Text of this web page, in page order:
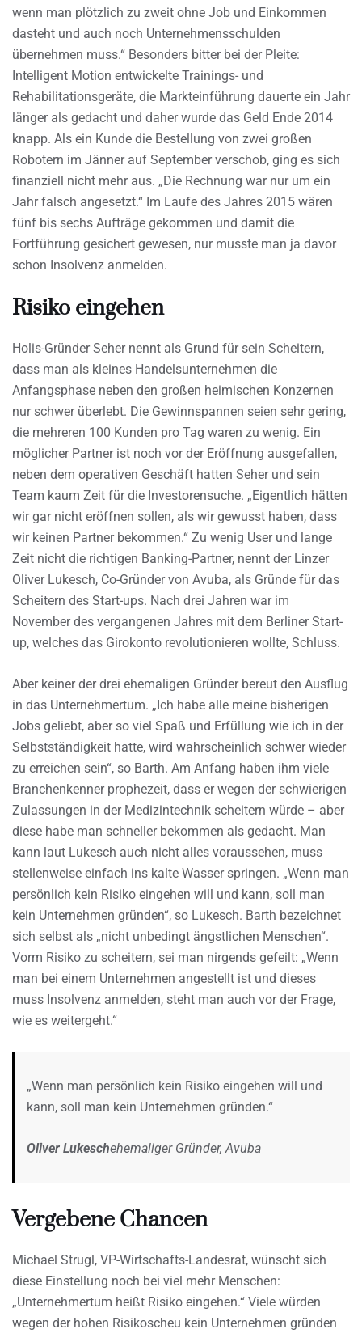
wenn man plötzlich zu zweit ohne Job und Einkommen
dasteht und auch noch Unternehmensschulden
übernehmen muss.“ Besonders bitter bei der Pleite:
Intelligent Motion entwickelte Trainings- und
Rehabilitationsgeräte, die Markteinführung dauerte ein Jahr
länger als gedacht und daher wurde das Geld Ende 2014
knapp. Als ein Kunde die Bestellung von zwei großen
Robotern im Jänner auf September verschob, ging es sich
finanziell nicht mehr aus. „Die Rechnung war nur um ein
Jahr falsch angesetzt.“ Im Laufe des Jahres 2015 wären
fünf bis sechs Aufträge gekommen und damit die
Fortführung gesichert gewesen, nur musste man ja davor
schon Insolvenz anmelden.
Risiko eingehen
Holis-Gründer Seher nennt als Grund für sein Scheitern,
dass man als kleines Handelsunternehmen die
Anfangsphase neben den großen heimischen Konzernen
nur schwer überlebt. Die Gewinnspannen seien sehr gering,
die mehreren 100 Kunden pro Tag waren zu wenig. Ein
möglicher Partner ist noch vor der Eröffnung ausgefallen,
neben dem operativen Geschäft hatten Seher und sein
Team kaum Zeit für die Investorensuche. „Eigentlich hätten
wir gar nicht eröffnen sollen, als wir gewusst haben, dass
wir keinen Partner bekommen.“ Zu wenig User und lange
Zeit nicht die richtigen Banking-Partner, nennt der Linzer
Oliver Lukesch, Co-Gründer von Avuba, als Gründe für das
Scheitern des Start-ups. Nach drei Jahren war im
November des vergangenen Jahres mit dem Berliner Start-
up, welches das Girokonto revolutionieren wollte, Schluss.
Aber keiner der drei ehemaligen Gründer bereut den Ausflug
in das Unternehmertum. „Ich habe alle meine bisherigen
Jobs geliebt, aber so viel Spaß und Erfüllung wie ich in der
Selbstständigkeit hatte, wird wahrscheinlich schwer wieder
zu erreichen sein“, so Barth. Am Anfang haben ihm viele
Branchenkenner prophezeit, dass er wegen der schwierigen
Zulassungen in der Medizintechnik scheitern würde – aber
diese habe man schneller bekommen als gedacht. Man
kann laut Lukesch auch nicht alles voraussehen, muss
stellenweise einfach ins kalte Wasser springen. „Wenn man
persönlich kein Risiko eingehen will und kann, soll man
kein Unternehmen gründen“, so Lukesch. Barth bezeichnet
sich selbst als „nicht unbedingt ängstlichen Menschen“.
Vorm Risiko zu scheitern, sei man nirgends gefeilt: „Wenn
man bei einem Unternehmen angestellt ist und dieses
muss Insolvenz anmelden, steht man auch vor der Frage,
wie es weitergeht.“
„Wenn man persönlich kein Risiko eingehen will und
kann, soll man kein Unternehmen gründen.“
Oliver Lukeschehemaliger Gründer, Avuba
Vergebene Chancen
Michael Strugl, VP-Wirtschafts-Landesrat, wünscht sich
diese Einstellung noch bei viel mehr Menschen:
„Unternehmertum heißt Risiko eingehen.“ Viele würden
wegen der hohen Risikoscheu kein Unternehmen gründen